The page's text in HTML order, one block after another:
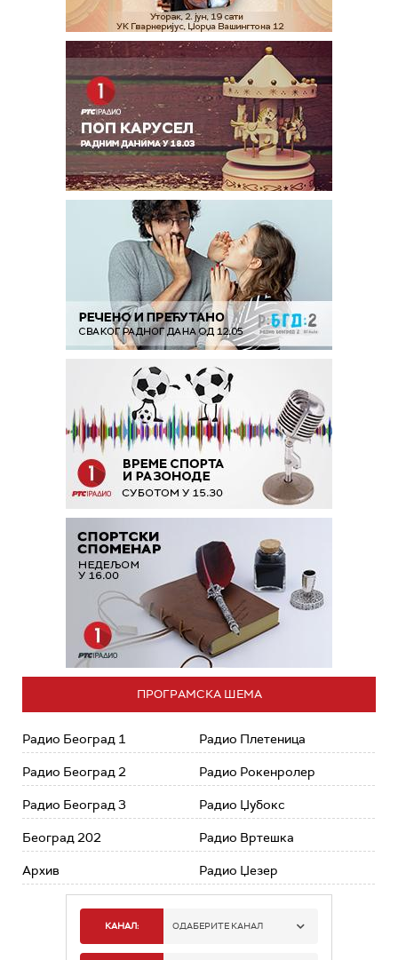
ПРОГРАМСКА ШЕМА
Радио Београд 1
Радио Београд 2
Радио Београд 3
Београд 202
Архив
Радио Плетеница
Радио Рокенролер
Радио Џубокс
Радио Вртешка
Радио Џезер
КАНАЛ: ОДАБЕРИТЕ КАНАЛ